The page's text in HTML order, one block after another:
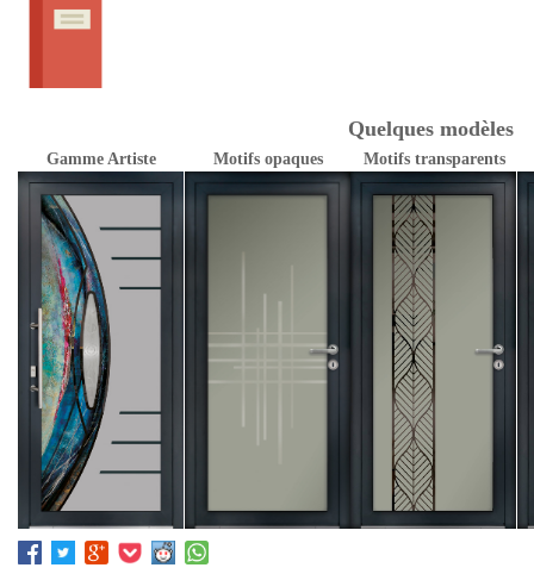
Quelques modèles
Gamme Artiste Motifs opaques Motifs transparents